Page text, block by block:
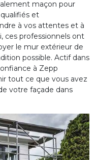
maçon pour
et
à vos attentes et à
ces professionnels ont
le mur extérieur de
possible. Actif dans
à Zepp
tout ce que vous avez
votre façade dans